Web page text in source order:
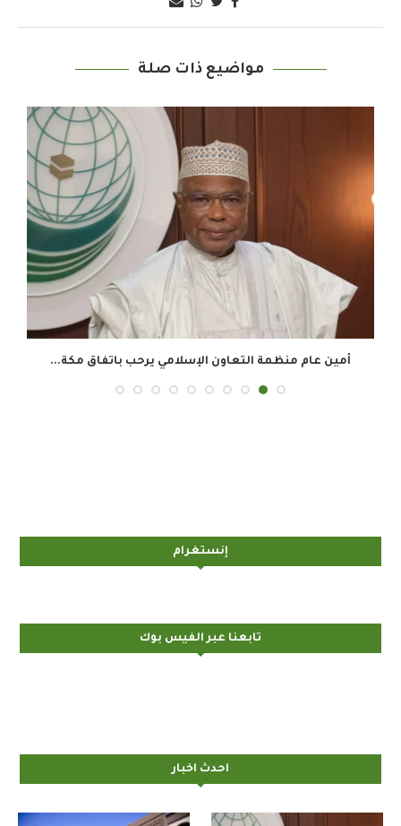
مواضيع ذات صلة
أمين عام منظمة التعاون الإسلامي يرحب باتفاق مكة...
إنستغرام
تابعنا عبر الفيس بوك
احدث اخبار